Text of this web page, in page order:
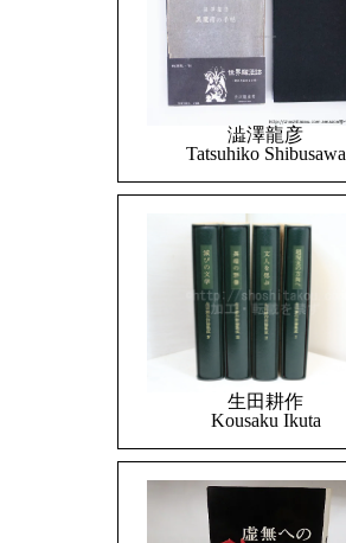
澁澤龍彦
Tatsuhiko Shibusawa
生田耕作
Kousaku Ikuta